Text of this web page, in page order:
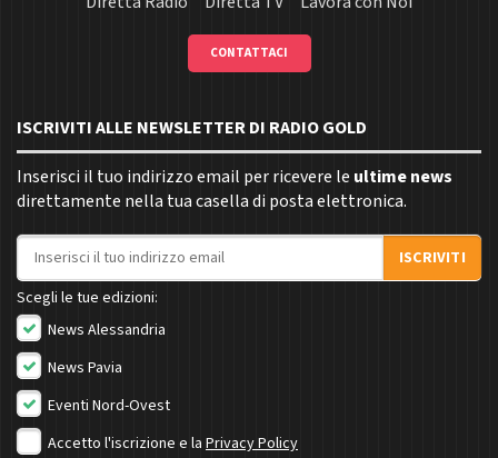
CONTATTACI
ISCRIVITI ALLE NEWSLETTER DI RADIO GOLD
Inserisci il tuo indirizzo email per ricevere le ultime news
direttamente nella tua casella di posta elettronica.
Indirizzo email
ISCRIVITI
Scegli le tue edizioni:
News Alessandria
News Pavia
Eventi Nord-Ovest
Accetto l'iscrizione e la Privacy Policy